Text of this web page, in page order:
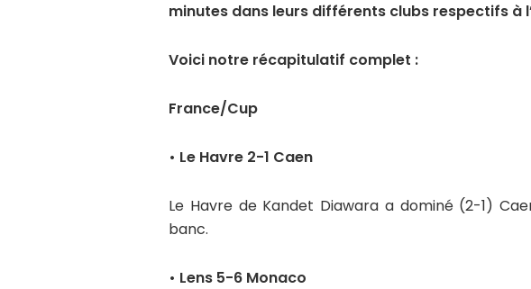
minutes dans leurs différents clubs respectifs à
Voici notre récapitulatif complet :
France/Cup
• Le Havre 2-1 Caen
Le Havre de Kandet Diawara a dominé (2-1)
banc.
• Lens 5-6 Monaco